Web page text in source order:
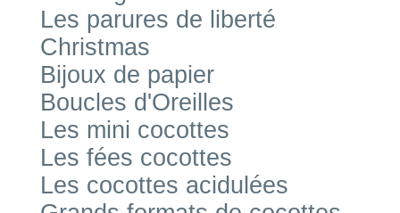
Les parures de liberté
Christmas
Bijoux de papier
Boucles d'Oreilles
Les mini cocottes
Les fées cocottes
Les cocottes acidulées